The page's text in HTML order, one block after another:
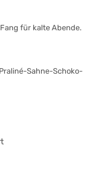
für kalte Abende.
Sahne-Schoko-